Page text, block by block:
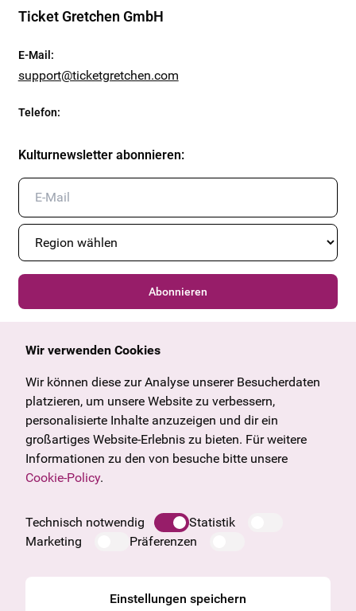
Ticket Gretchen GmbH
E-Mail :
support@ticketgretchen.com
Telefon:
Kulturnewsletter abonnieren:
Abonnieren
Allgemein
Angebote & News
U27
Geschenkgutschein
Häufige Fragen
Impressum
Datenschutzinformation
Wien
Tirol
Vorarlberg
Burgenland
Salzburg
Wir verwenden Cookies
Wir können diese zur Analyse unserer Besucherdaten
platzieren, um unsere Website zu verbessern,
personalisierte Inhalte anzuzeigen und dir ein
großartiges Website-Erlebnis zu bieten. Für weitere
Informationen zu den von besuche bitte unsere
Cookie-Policy.
Technisch notwendig
Statistik
Marketing
Präferenzen
Einstellungen speichern